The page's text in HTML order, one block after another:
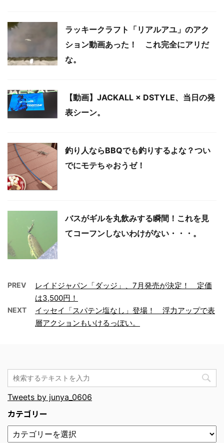
ラッキークラフト「リアルアユ」のアク
ション動画あった！ これ完全にアリだ
な。
【動画】JACKALL × DSTYLE、当日の発
表シーン。
釣り人ならBBQでも釣りするよな？つい
でにモテちゃおうゼ！
バスがギルを丸飲みする瞬間！これを見
てコーフンしないわけがない・・・。
PREV
レイドジャパン「ダッジ」、7月発売が決定！ 定価
は3,500円！
NEXT
イッセイ「スパテン塩なし」登場！ 浮力アップで表
層アクションもいけるっぽい。
Tweets by junya_0606
カテゴリー